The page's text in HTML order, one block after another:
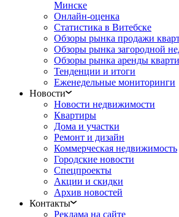
Минске
Онлайн-оценка
Статистика в Витебске
Обзоры рынка продажи
Обзоры рынка загородной
Обзоры рынка аренды
Тенденции и итоги
Еженедельные мониторинги
Новости
Новости недвижимости
Квартиры
Дома и участки
Ремонт и дизайн
Коммерческая недвижимость
Городские новости
Спецпроекты
Акции и скидки
Архив новостей
Контакты
Реклама на сайте